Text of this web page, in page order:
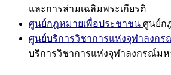
และการล่ามเฉลิมพระเกียรติ
ศูนย์กฎหมายเพื่อประชาชน ศูนย์ก
ศูนย์บริการวิชาการแห่งจุฬาลงก
บริการวิชาการแห่งจุฬาลงกรณ์มห